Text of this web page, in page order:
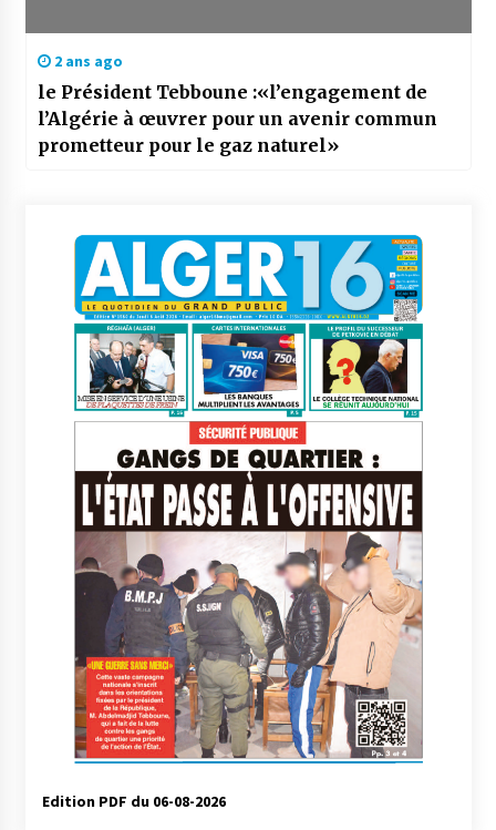
2 ans ago
le Président Tebboune :«l’engagement de
l’Algérie à œuvrer pour un avenir commun
prometteur pour le gaz naturel»
Edition PDF du 06-08-2026